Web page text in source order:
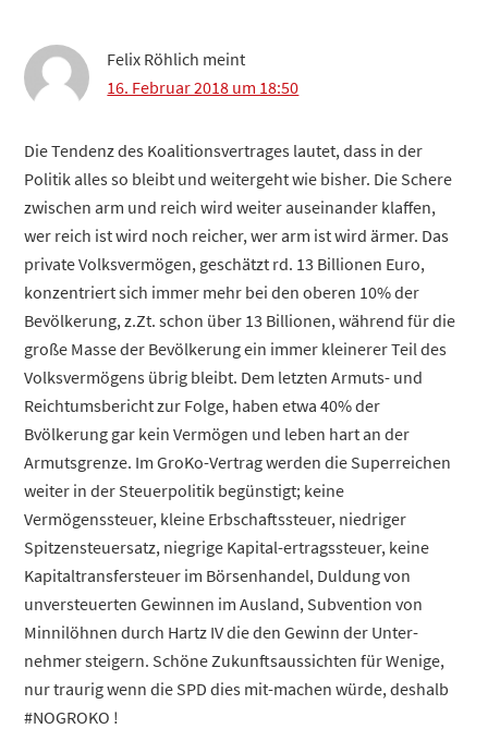
Felix Röhlich meint
16. Februar 2018 um 18:50
Die Tendenz des Koalitionsvertrages lautet, dass in der
Politik alles so bleibt und weitergeht wie bisher. Die Schere
zwischen arm und reich wird weiter auseinander klaffen,
wer reich ist wird noch reicher, wer arm ist wird ärmer. Das
private Volksvermögen, geschätzt rd. 13 Billionen Euro,
konzentriert sich immer mehr bei den oberen 10% der
Bevölkerung, z.Zt. schon über 13 Billionen, während für die
große Masse der Bevölkerung ein immer kleinerer Teil des
Volksvermögens übrig bleibt. Dem letzten Armuts- und
Reichtumsbericht zur Folge, haben etwa 40% der
Bvölkerung gar kein Vermögen und leben hart an der
Armutsgrenze. Im GroKo-Vertrag werden die Superreichen
weiter in der Steuerpolitik begünstigt; keine
Vermögenssteuer, kleine Erbschaftssteuer, niedriger
Spitzensteuersatz, niegrige Kapital-ertragssteuer, keine
Kapitaltransfersteuer im Börsenhandel, Duldung von
unversteuerten Gewinnen im Ausland, Subvention von
Minnilöhnen durch Hartz IV die den Gewinn der Unter-
nehmer steigern. Schöne Zukunftsaussichten für Wenige,
nur traurig wenn die SPD dies mit-machen würde, deshalb
#NOGROKO !